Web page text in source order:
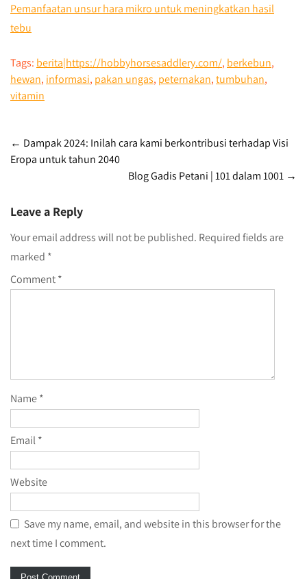
Pemanfaatan unsur hara mikro untuk meningkatkan hasil
tebu
Tags: berita|https://hobbyhorsesaddlery.com/, berkebun,
hewan, informasi, pakan ungas, peternakan,tumbuhan,
vitamin
Post
navigation
← Dampak 2024: Inilah cara kami berkontribusi terhadap Visi
Eropa untuk tahun 2040
Blog Gadis Petani | 101 dalam 1001 →
Leave a Reply
Your email address will not be published. Required fields are
marked *
Comment*
Name*
Email*
Website
Save my name, email, and website in this browser for the
next time I comment.